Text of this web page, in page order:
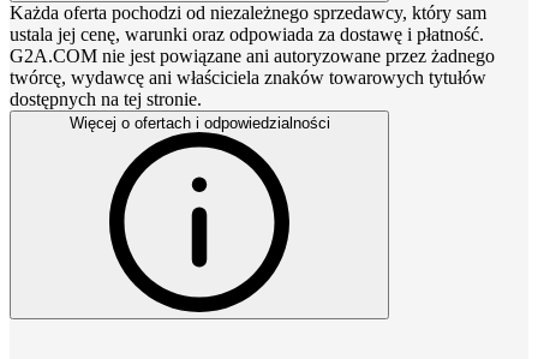
Każda oferta pochodzi od niezależnego sprzedawcy, który sam
ustala jej cenę, warunki oraz odpowiada za dostawę i płatność.
G2A.COM nie jest powiązane ani autoryzowane przez żadnego
twórcę, wydawcę ani właściciela znaków towarowych tytułów
dostępnych na tej stronie.
Więcej o ofertach i odpowiedzialności